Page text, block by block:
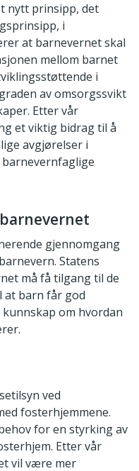
nytt prinsipp, det
i
at barnevernet skal
mellom barnet
i
av omsorgssvikt
Etter vår
et viktig bidrag til å
avgjørelser i
gjennomgang
Statens
må få tilgang til de
at barn får god
om hvordan
ved
fosterhjemmene.
for en styrking av
Etter vår
vil være mer